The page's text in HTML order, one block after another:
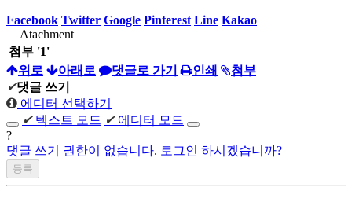
Facebook Twitter Google Pinterest Line Kakao
Atachment
첨부 '1'
위로
아래로 댓글로 가기 인쇄
첨부
✔댓글 쓰기
에디터 선택하기
✔ 텍스트 모드 ✔ 에디터 모드
?
댓글 쓰기 권한이 없습니다. 로그인 하시겠습니까?